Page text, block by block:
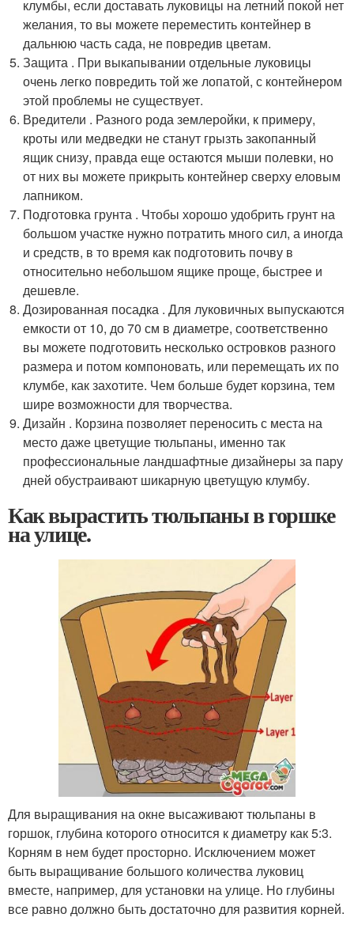
клумбы, если доставать луковицы на летний покой нет
желания, то вы можете переместить контейнер в
дальнюю часть сада, не повредив цветам.
Защита . При выкапывании отдельные луковицы
очень легко повредить той же лопатой, с контейнером
этой проблемы не существует.
Вредители . Разного рода землеройки, к примеру,
кроты или медведки не станут грызть закопанный
ящик снизу, правда еще остаются мыши полевки, но
от них вы можете прикрыть контейнер сверху еловым
лапником.
Подготовка грунта . Чтобы хорошо удобрить грунт на
большом участке нужно потратить много сил, а иногда
и средств, в то время как подготовить почву в
относительно небольшом ящике проще, быстрее и
дешевле.
Дозированная посадка . Для луковичных выпускаются
емкости от 10, до 70 см в диаметре, соответственно
вы можете подготовить несколько островков разного
размера и потом компоновать, или перемещать их по
клумбе, как захотите. Чем больше будет корзина, тем
шире возможности для творчества.
Дизайн . Корзина позволяет переносить с места на
место даже цветущие тюльпаны, именно так
профессиональные ландшафтные дизайнеры за пару
дней обустраивают шикарную цветущую клумбу.
Как вырастить тюльпаны в горшке
на улице.
Для выращивания на окне высаживают тюльпаны в
горшок, глубина которого относится к диаметру как 5:3.
Корням в нем будет просторно. Исключением может
быть выращивание большого количества луковиц
вместе, например, для установки на улице. Но глубины
все равно должно быть достаточно для развития корней.